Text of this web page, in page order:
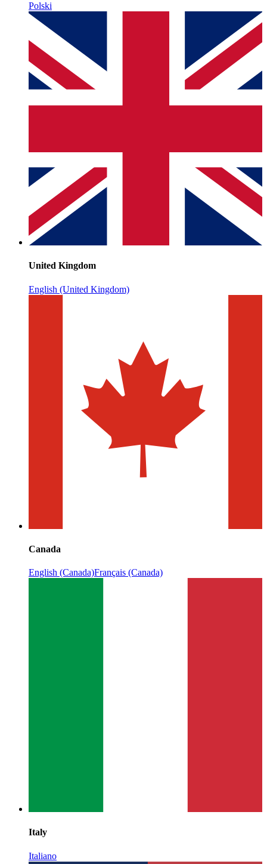
Polski
United Kingdom
English (United Kingdom)
Canada
English (Canada)Français (Canada)
Italy
Italiano